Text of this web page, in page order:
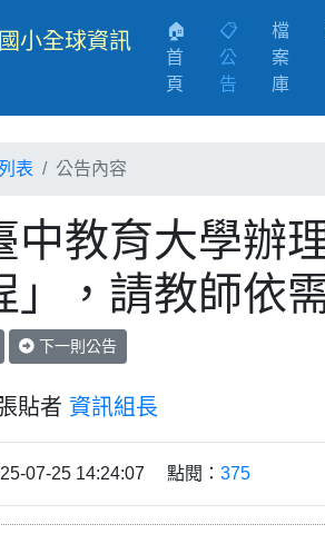
小全球資訊
🏠
首
頁 (current)
📋
公
告
檔
案
庫
表 公告內容
中教育大學辦
」，請教師依
下一則公告
貼者 資訊組長
07-25 14:24:07 點閱： 375